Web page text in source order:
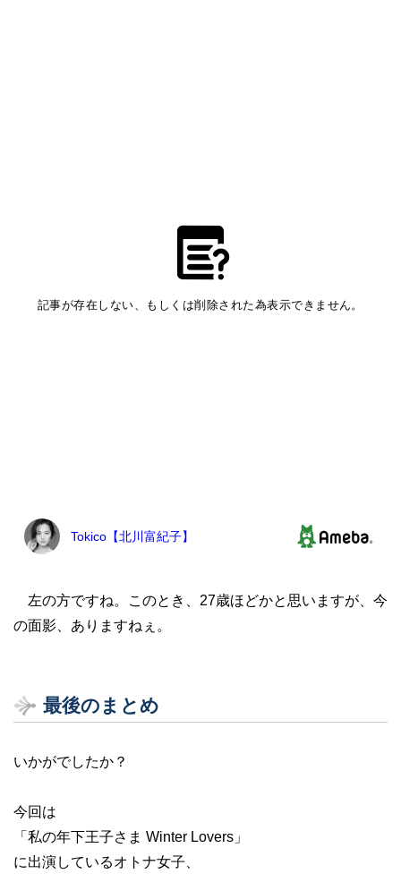
左の方ですね。このとき、27歳ほどかと思いますが、今
の面影、ありますねぇ。
最後のまとめ
いかがでしたか？
今回は
「私の年下王子さま Winter Lovers」
に出演しているオトナ女子、